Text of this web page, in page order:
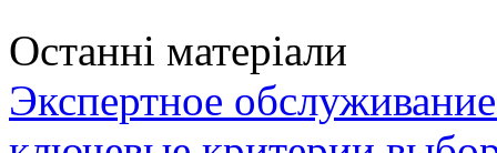
Останні матеріали
Экспертное